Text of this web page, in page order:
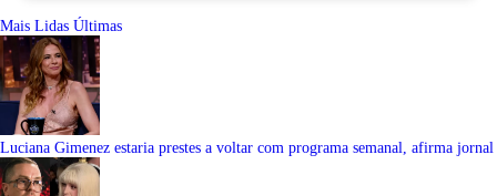
Mais Lidas Últimas
Luciana Gimenez estaria prestes a voltar com programa semanal, afirma jornal